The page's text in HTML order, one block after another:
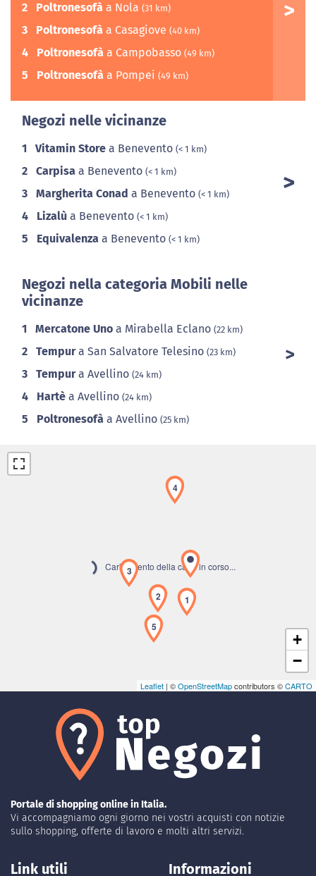
2 Poltronesofà a Nola (31 km)
3 Poltronesofà a Casagiove (40 km)
4 Poltronesofà a Campobasso (49 km)
5 Poltronesofà a Pompei (49 km)
Negozi nelle vicinanze
1 Vitamin Store a Benevento (< 1 km)
2 Carpisa a Benevento (< 1 km)
3 Margherita Conad a Benevento (< 1 km)
4 Lizalù a Benevento (< 1 km)
5 Equivalenza a Benevento (< 1 km)
Negozi nella categoria Mobili nelle
vicinanze
1 Mercatone Uno a Mirabella Eclano (22 km)
2 Tempura San Salvatore Telesino (23 km)
3 Tempura Avellino (24 km)
4 Hartè a Avellino (24 km)
5 Poltronesofà a Avellino (25 km)
Caricamento della carta in corso...
1
2
3
4
5
+
−
Leaflet | ©OpenStreetMapcontributors ©CARTO
Portale di shopping online in Italia.
Vi accompagniamo ogni giorno nei vostri acquisti con notizie
sullo shopping, offerte di lavoro e molti altri servizi.
Link utili Informazioni